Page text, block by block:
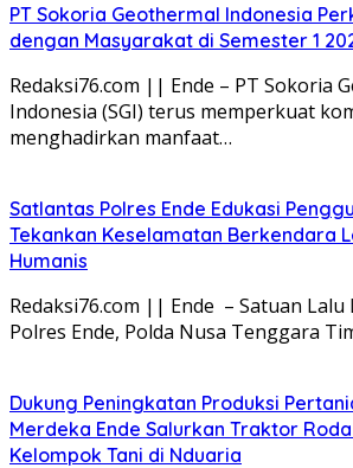
PT Sokoria Geothermal Indonesia
dengan Masyarakat di Semester 1
Redaksi76.com || Ende – PT Sokoria
Indonesia (SGI) terus memperkuat
menghadirkan manfaat…
Satlantas Polres Ende Edukasi
Tekankan Keselamatan Berkendara
Humanis
Redaksi76.com || Ende – Satuan Lalu
Polres Ende, Polda Nusa Tenggara
Dukung Peningkatan Produksi
Merdeka Ende Salurkan Traktor
Kelompok Tani di Nduaria